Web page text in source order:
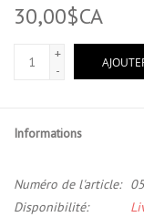
30,00$CA
+
-
Informations
Numéro de l'article:
Disponibilité: